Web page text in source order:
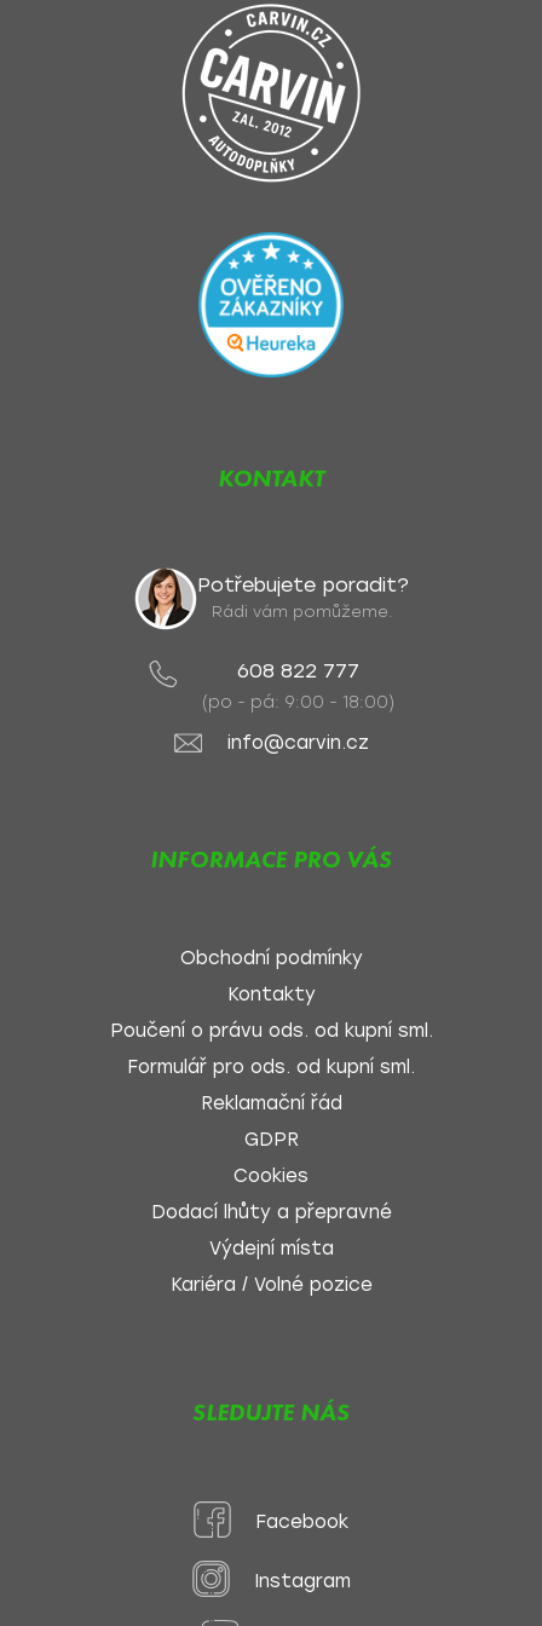
KONTAKT
Potřebujete poradit?
Rádi vám pomůžeme.
608 822 777
(po - pá: 9:00 - 18:00)
info@carvin.cz
INFORMACE PRO VÁS
Obchodní podmínky
Kontakty
Poučení o právu ods. od kupní sml.
Formulář pro ods. od kupní sml.
Reklamační řád
GDPR
Cookies
Dodací lhůty a přepravné
Výdejní místa
Kariéra / Volné pozice
SLEDUJTE NÁS
Facebook
Instagram